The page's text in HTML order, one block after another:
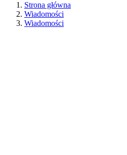
Strona główna
Wiadomości
Wiadomości